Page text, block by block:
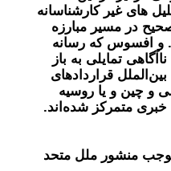
های غیر کارشناسانه
در مسیر مبارزه
و افسوس که رسانه
تمایلی به باز
قراردادهای
و چین و یا روسیه
خبری متمرکز شده‌اند.
موجب منشور ملل متحد